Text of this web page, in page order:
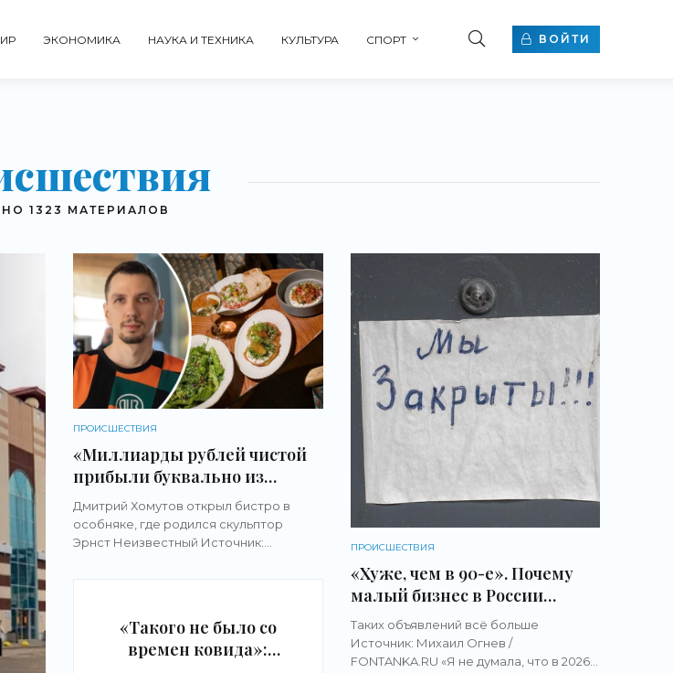
ЭКОНОМИКА НАУКА И ТЕХНИКА КУЛЬТУРА СПОРТ ВОЙТИ
1323 МАТЕРИАЛОВ
ПРОИСШЕСТВИЯ
«Миллиарды рублей чистой
прибыли буквально из
воздуха». Почему в стране
резко подорожала доставка
еды - «Новости бизнеса»
Дмитрий Хомутов открыл бистро в
особняке, где родился скульптор
Эрнст Неизвестный Источник:
ПРОИСШЕСТВИЯ
«Хуже, чем в 90-е». Почему
малый бизнес в России
оказался на грани
вымирания - «Новости
бизнеса»
Таких объявлений всё больше
Источник: Михаил Огнев /
FONTANKA.RU «Я не думала, что в 2026
«Такого не было со
времен ковида»: